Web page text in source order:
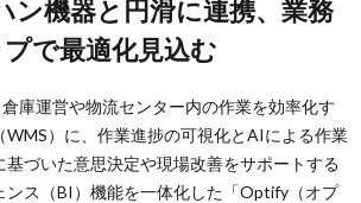
で最適化見込む
庫運営や物流センター内の作業を効率化す
WMS）に、作業進捗の可視化とAIによる作業
づいた意思決定や現場改善をサポートする
ンス（BI）機能を一体化した「Optify（オプ